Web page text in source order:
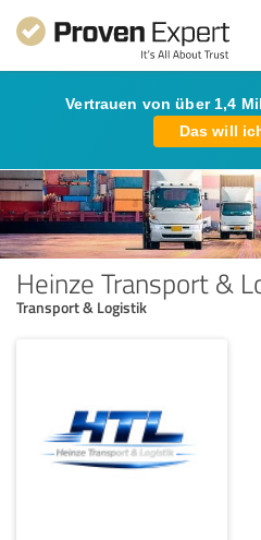
Vertrauen von über 1,4
Das will
Heinze Transport &
Transport & Logistik